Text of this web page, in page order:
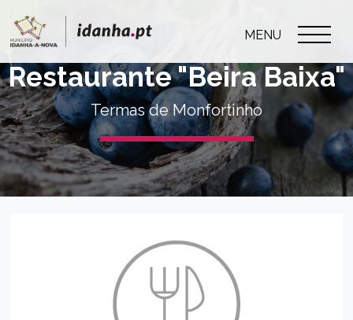
MENU
Restaurante "Beira Baixa"
Termas de Monfortinho